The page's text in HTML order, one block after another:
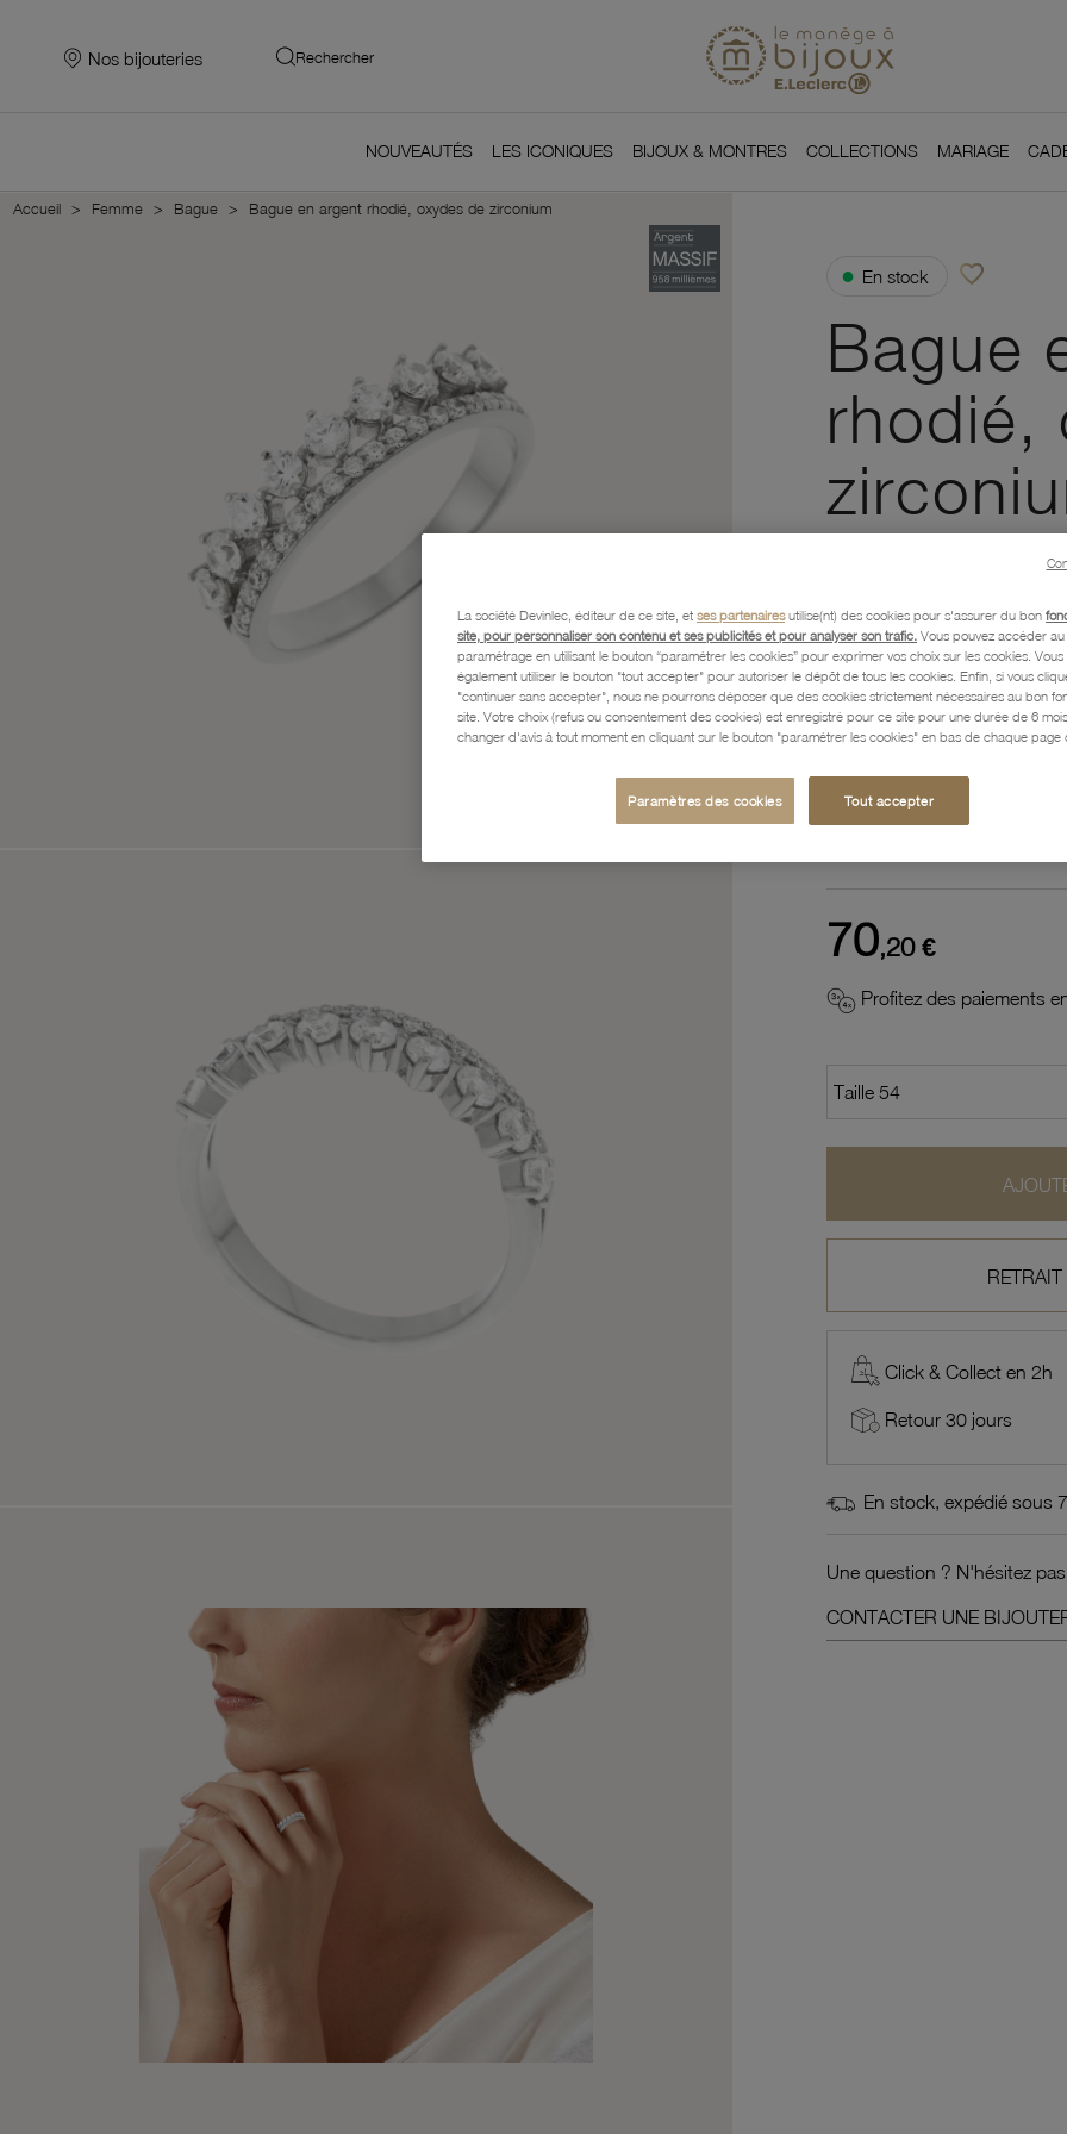
Nos bijouteries Rechercher
NOUVEAUTÉS LES ICONIQUES BIJOUX & MONTRES COLLECTIONS MARIAGE
Accueil Femme Bague Bague en argent rhodié, oxydes de zirconium
● En stock favorite_borderAjouter à vos
Bague
rhodié,
Description
Caractéristiques détaillées
70,20 €
Profitez des paiements
Click & Collect en 2h
Retour 30 jours
En stock, expédié sous
Une question ? N'hésitez
CONTACTER UNE
La société Devinlec, éditeur de ce site, et ses partenairesutilise(nt) des cookies pour s'assurer du bon
site, pour personnaliser son contenu et ses publicités et pour analyser son trafic. Vous pouvez accéder
paramétrage en utilisant le bouton “paramétrer les cookies” pour exprimer vos choix sur les cookies. Vous
également utiliser le bouton "tout accepter" pour autoriser le dépôt de tous les cookies. Enfin, si vous
"continuer sans accepter", nous ne pourrons déposer que des cookies strictement nécessaires au bon
site. Votre choix (refus ou consentement des cookies) est enregistré pour ce site pour une durée de 6
changer d'avis à tout moment en cliquant sur le bouton "paramétrer les cookies" en bas de chaque page
Paramètres des cookies Tout accepter